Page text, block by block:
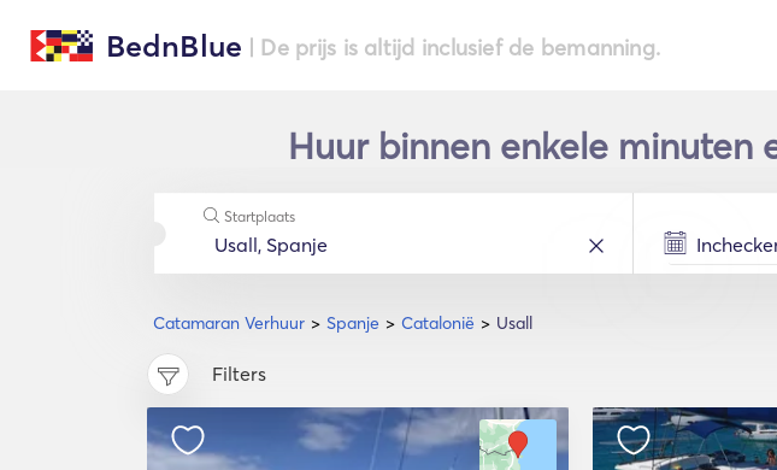
BednBlue | De prijs is altijd inclusief de bemanning.
Huur binnen enkele minuten
Catamaran Verhuur Spanje Catalonië Usall
Startplaats
Filters